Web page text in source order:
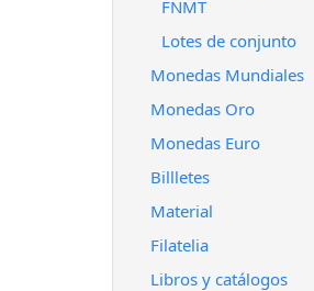
FNMT
Lotes de conjunto
Monedas Mundiales
Monedas Oro
Monedas Euro
Billletes
Material
Filatelia
Libros y catálogos